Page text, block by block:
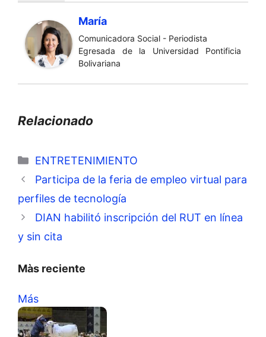
María
Comunicadora Social - Periodista
Egresada de la Universidad Pontificia
Bolivariana
Relacionado
Categorías
ENTRETENIMIENTO
Participa de la feria de empleo virtual para
perfiles de tecnología
DIAN habilitó inscripción del RUT en línea
y sin cita
Màs reciente
Más